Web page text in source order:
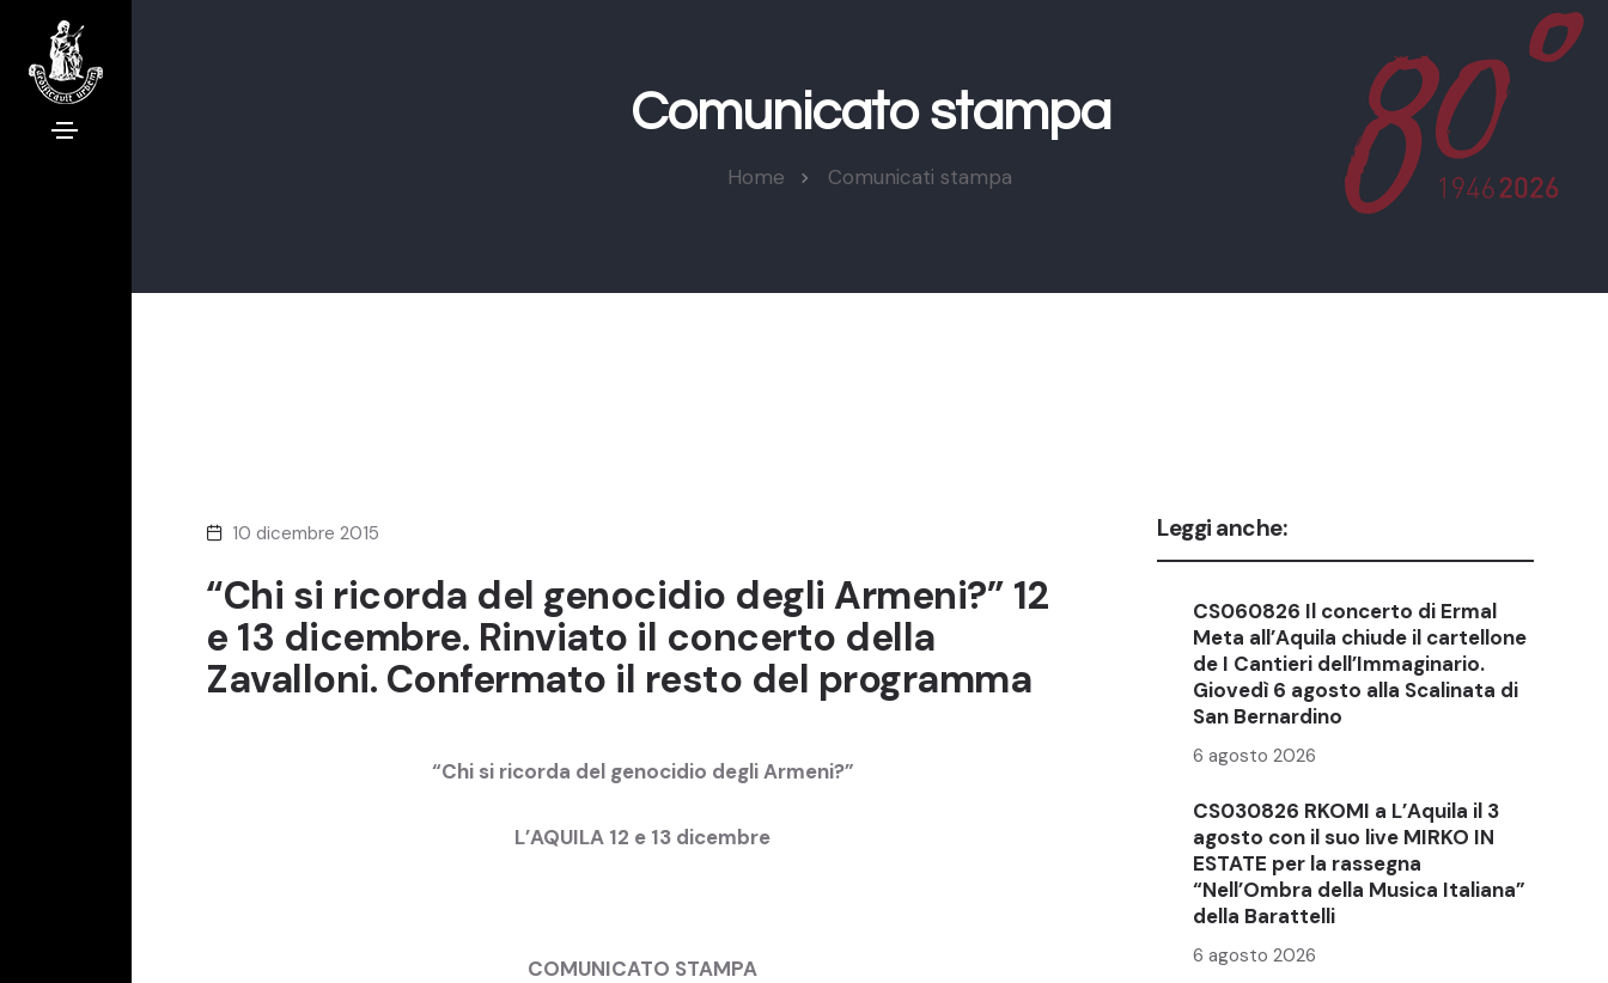
Comunicato stampa
Home Comunicati stampa
10 dicembre 2015
“Chi si ricorda del genocidio degli Armeni?” 12
e 13 dicembre. Rinviato il concerto della
Zavalloni. Confermato il resto del programma
“Chi si ricorda del genocidio degli Armeni?”
L’AQUILA 12 e 13 dicembre
COMUNICATO STAMPA
Leggi anche:
CS060826 Il concerto di Ermal
Meta all’Aquila chiude il cartellone
de I Cantieri dell’Immaginario.
Giovedì 6 agosto alla Scalinata di
San Bernardino
6 agosto 2026
CS030826 RKOMI a L’Aquila il 3
agosto con il suo live MIRKO IN
ESTATE per la rassegna
“Nell’Ombra della Musica Italiana”
della Barattelli
6 agosto 2026